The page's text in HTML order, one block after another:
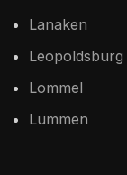
Lanaken
Leopoldsburg
Lommel
Lummen